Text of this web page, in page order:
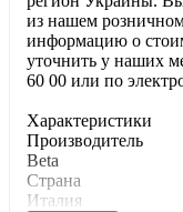
из нашем
информацию о
уточнить у наших
60 00 или по
Характеристики
Производитель
Beta
Страна
Италия